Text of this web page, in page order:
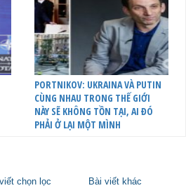
PORTNIKOV: UKRAINA VÀ PUTIN
CÙNG NHAU TRONG THẾ GIỚI
NÀY SẼ KHÔNG TỒN TẠI, AI ĐÓ
PHẢI Ở LẠI MỘT MÌNH
chọn lọc
Bài viết khác